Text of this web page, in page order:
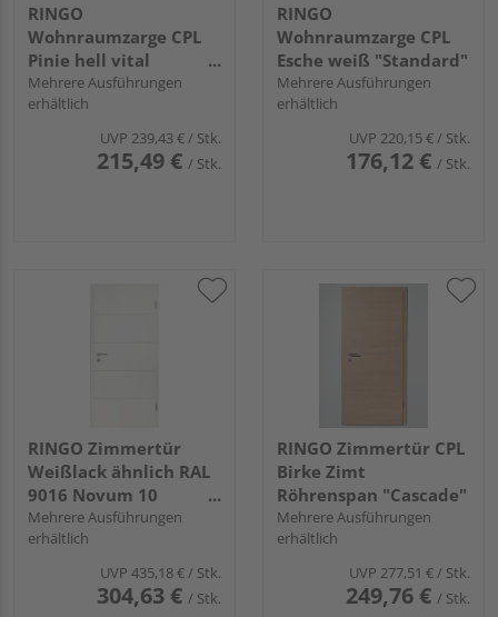
RINGO
Wohnraumzarge CPL
Pinie hell vital
"Standard"
Mehrere Ausführungen
erhältlich
UVP 239,43 € / Stk.
215,49 € / Stk.
RINGO
Wohnraumzarge CPL
Esche weiß "Standard"
Mehrere Ausführungen
erhältlich
UVP 220,15 € / Stk.
176,12 € / Stk.
RINGO Zimmertür
Weißlack ähnlich RAL
9016 Novum 10
Röhrenspan "Novum"
Mehrere Ausführungen
erhältlich
UVP 435,18 €/ Stk.
304,63 € / Stk.
RINGO Zimmertür CPL
Birke Zimt
Röhrenspan "Cascade"
Mehrere Ausführungen
erhältlich
UVP 277,51 €/ Stk.
249,76 € / Stk.